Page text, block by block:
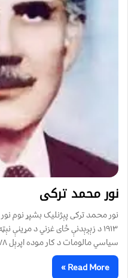
نور محمد ترکی
سياسي مالومات د کار موده اپرېل ۱٩٧٨ – سېپتمبر ۱٩٧٩ ترتيب
Read More »